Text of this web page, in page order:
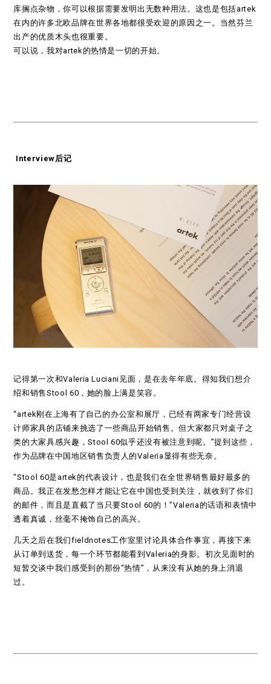
库搁点杂物，你可以根据需要发明出无数种用法。这也是包括artek
在内的许多北欧品牌在世界各地都很受欢迎的原因之一。当然芬兰
出产的优质木头也很重要。
可以说，我对artek的热情是一切的开始。
Interview后记
记得第一次和Valeria Luciani见面，是在去年年底。得知我们想介
绍和销售Stool 60，她的脸上满是笑容。
“artek刚在上海有了自己的办公室和展厅，已经有两家专门经营设
计师家具的店铺来挑选了一些商品开始销售。但大家都只对桌子之
类的大家具感兴趣，Stool 60似乎还没有被注意到呢。”提到这些，
作为品牌在中国地区销售负责人的Valeria显得有些无奈。
“Stool 60是artek的代表设计，也是我们在全世界销售最好最多的
商品。我正在发愁怎样才能让它在中国也受到关注，就收到了你们
的邮件，而且是直截了当只要Stool 60的！”Valeria的话语和表情中
透着真诚，丝毫不掩饰自己的高兴。
几天之后在我们fieldnotes工作室里讨论具体合作事宜，再接下来
从订单到送货，每一个环节都能看到Valeria的身影。初次见面时的
短暂交谈中我们感受到的那份“热情”，从来没有从她的身上消退
过。